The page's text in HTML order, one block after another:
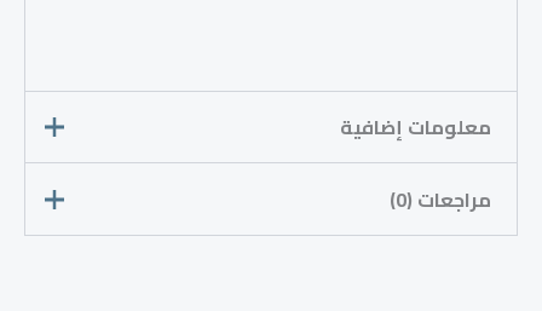
معلومات إضافية
المقاس
مراجعات (0)